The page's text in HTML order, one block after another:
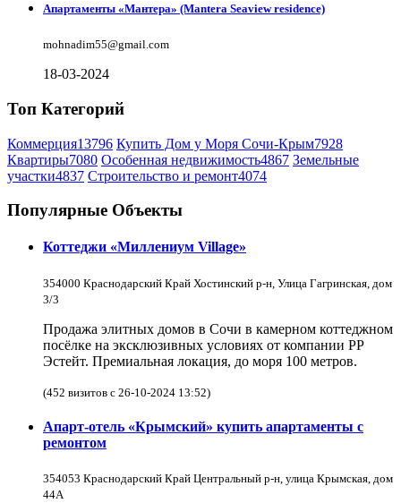
Апартаменты «Мантера» (Mantera Seaview rеsidence)
mohnadim55@gmail.com
18-03-2024
Топ Категорий
Коммерция13796 Купить Дом у Моря Сочи-Крым7928
Квартиры7080 Особенная недвижимость4867 Земельные
участки4837 Строительство и ремонт4074
Популярные Объекты
Коттеджи «Миллениум Village»
354000 Краснодарский Край Хостинский р-н, Улица Гагринская, дом
3/3
Продажа элитных домов в Сочи в камерном коттеджном
посёлке на эксклюзивных условиях от компании РР
Эстейт. Премиальная локация, до моря 100 метров.
(452 визитов с 26-10-2024 13:52)
Апарт-отель «Крымский» купить апартаменты с
ремонтом
354053 Краснодарский Край Центральный р-н, улица Крымская, дом
44А